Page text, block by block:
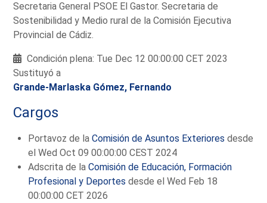
Secretaria General PSOE El Gastor. Secretaria de
Sostenibilidad y Medio rural de la Comisión Ejecutiva
Provincial de Cádiz.
Condición plena: Tue Dec 12 00:00:00 CET 2023
Sustituyó a
Grande-Marlaska Gómez, Fernando
Cargos
Portavoz de laComisión de Asuntos Exteriores desde
el Wed Oct 09 00:00:00 CEST 2024
Adscrita de laComisión de Educación, Formación
Profesional y Deportes desde el Wed Feb 18
00:00:00 CET 2026